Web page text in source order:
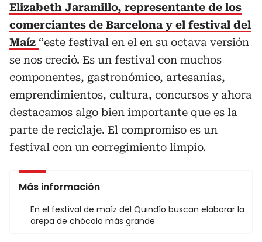
Elizabeth Jaramillo, representante de los
comerciantes de Barcelona y el festival del
Maíz “este festival en el en su octava versión
se nos creció. Es un festival con muchos
componentes, gastronómico, artesanías,
emprendimientos, cultura, concursos y ahora
destacamos algo bien importante que es la
parte de reciclaje. El compromiso es un
festival con un corregimiento limpio.
Más información
En el festival de maíz del Quindío buscan elaborar la
arepa de chócolo más grande